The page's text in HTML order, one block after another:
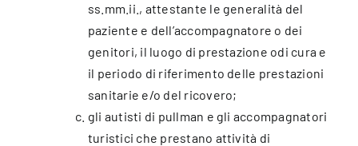
ss.mm.ii., attestante le generalità del
paziente e dell’accompagnatore o dei
genitori, il luogo di prestazione odi cura e
il periodo di riferimento delle prestazioni
sanitarie e/o del ricovero;
gli autisti di pullman e gli accompagnatori
turistici che prestano attività di